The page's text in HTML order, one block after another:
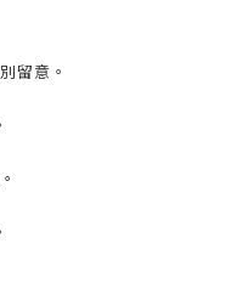
留意。